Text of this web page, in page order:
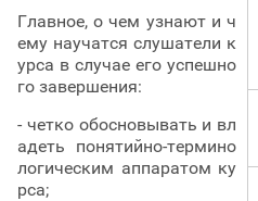
Главное, о чем узнают и ч
ему научатся слушатели к
урса в случае его успешно
го завершения:
- четко обосновывать и вл
адеть понятийно-термино
логическим аппаратом ку
рса;